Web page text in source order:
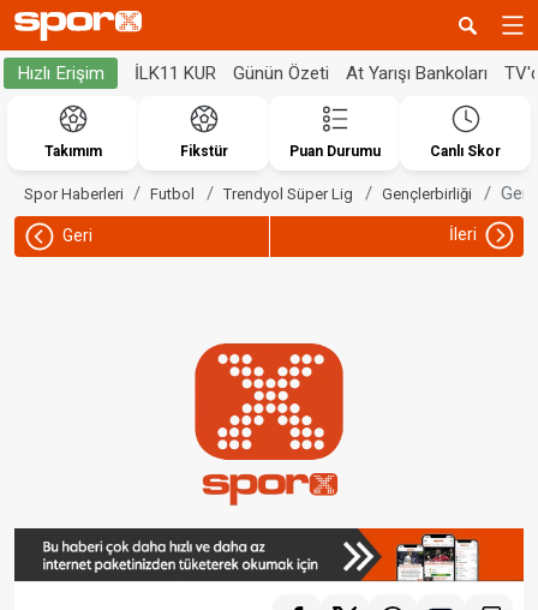
Hızlı Erişim İLK11 KUR Günün Özeti At Yarışı Bankoları
Takımım Fikstür Puan Durumu Canlı Skor
Spor Haberleri Futbol Trendyol Süper Lig Gençlerbirliği
Geri İleri